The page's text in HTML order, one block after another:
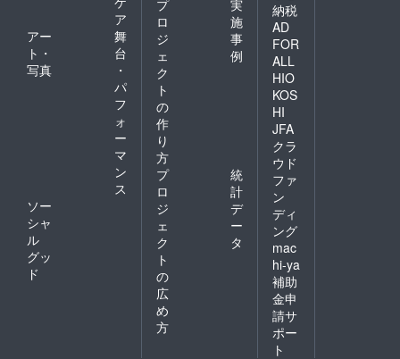
ア
アー
ト・
写真
舞
台
・
パ
フ
ォ
ー
マ
ン
ス
ソー
シャ
ル
グッ
ド
プ
ロ
ジ
ェ
ク
ト
の
作
り
方
実
施
事
例
プ
ロ
ジ
ェ
ク
ト
の
広
め
方
統
計
デ
ー
タ
納税
AD
FOR
ALL
HIO
KOS
HI
JFA
クラ
ウド
ファ
ン
ディ
ング
mac
hi-ya
補助
金申
請サ
ポー
ト